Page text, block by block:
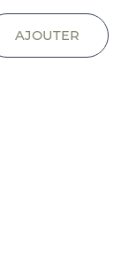
AJOUTER
cuir de vache
surface :
: lavé (retrait